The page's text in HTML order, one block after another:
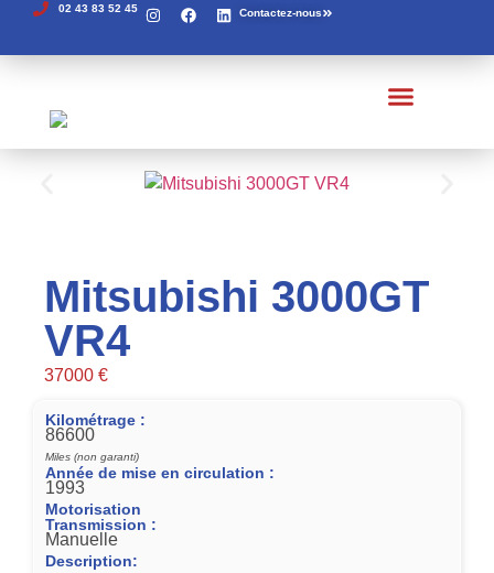
02 43 83 52 45 Contactez-nous
Mitsubishi 3000GT
VR4
37000 €
Kilométrage :
86600
Miles (non garanti)
Année de mise en circulation :
1993
Motorisation
Transmission :
Manuelle
Description: